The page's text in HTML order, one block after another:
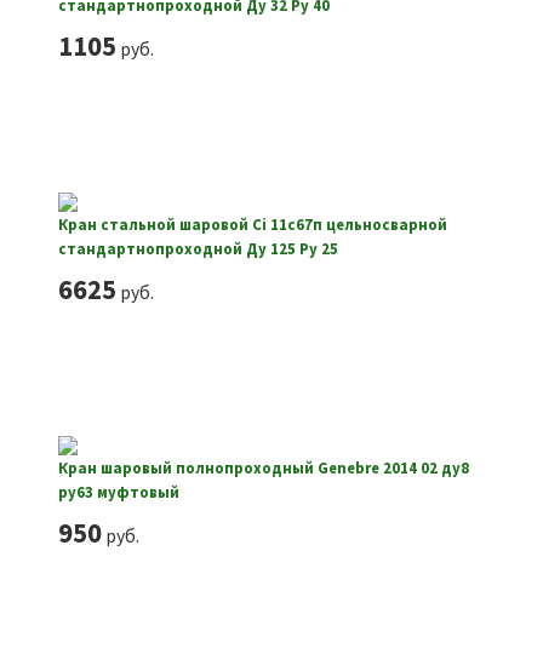
стандартнопроходной Ду 32 Ру 40
1105 руб.
Кран стальной шаровой Ci 11с67п цельносварной
стандартнопроходной Ду 125 Ру 25
6625 руб.
Кран шаровый полнопроходный Genebre 2014 02 ду8
ру63 муфтовый
950руб.